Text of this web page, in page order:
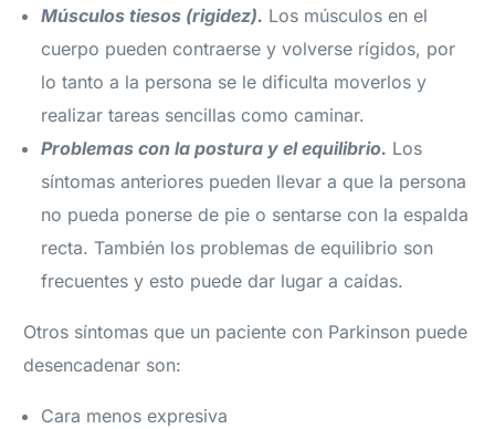
Músculos tiesos (rigidez). Los músculos en el
cuerpo pueden contraerse y volverse rígidos, por
lo tanto a la persona se le dificulta moverlos y
realizar tareas sencillas como caminar.
Problemas con la postura y el equilibrio. Los
síntomas anteriores pueden llevar a que la persona
no pueda ponerse de pie o sentarse con la espalda
recta. También los problemas de equilibrio son
frecuentes y esto puede dar lugar a caídas.
Otros síntomas que un paciente con Parkinson puede
desencadenar son:
Cara menos expresiva